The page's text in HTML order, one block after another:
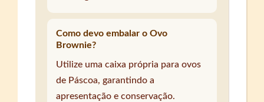
Como devo embalar o Ovo
Brownie?
Utilize uma caixa própria para ovos
de Páscoa, garantindo a
apresentação e conservação.